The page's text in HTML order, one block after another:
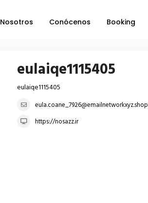
Nosotros Conócenos Booking
eulaiqe1115405
eulaiqe1115405
eula.coane_7926@emailnetworkxyz.shop
https://nosazz.ir